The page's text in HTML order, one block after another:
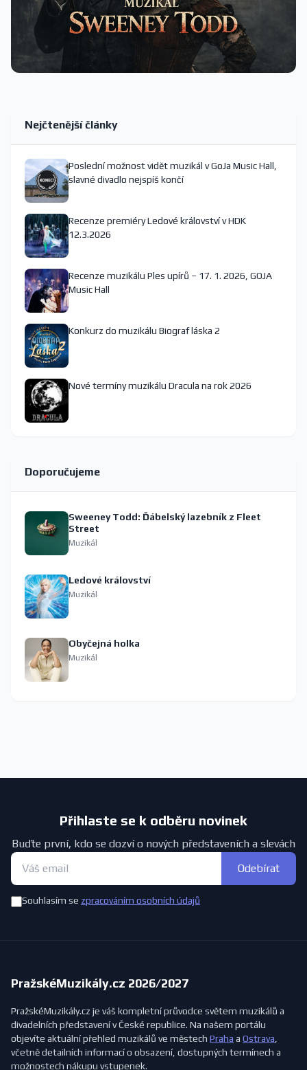
Nejčtenější články
Poslední možnost vidět muzikál v GoJa Music Hall,
slavné divadlo nejspíš končí
Recenze premiéry Ledové království v HDK
12.3.2026
Recenze muzikálu Ples upírů – 17. 1. 2026, GOJA
Music Hall
Konkurz do muzikálu Biograf láska 2
Nové termíny muzikálu Dracula na rok 2026
Doporučujeme
Sweeney Todd: Ďábelský lazebník z Fleet
Street
Muzikál
Ledové království
Muzikál
Obyčejná holka
Muzikál
Přihlaste se k odběru novinek
Buďte první, kdo se dozví o nových představeních a slevách
Odebírat
Souhlasím se zpracováním osobních údajů
PražskéMuzikály.cz 2026/2027
PražskéMuzikály.cz je váš kompletní průvodce světem muzikálů a
divadelních představení v České republice. Na našem portálu
objevíte aktuální přehled muzikálů ve městech Praha a Ostrava
včetně detailních informací o obsazení, dostupných termínech a
možnostech nákupu vstupenek.